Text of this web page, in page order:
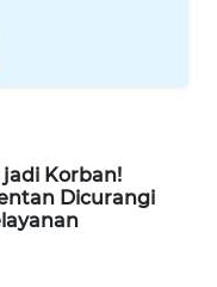
Korban!
Dicurangi